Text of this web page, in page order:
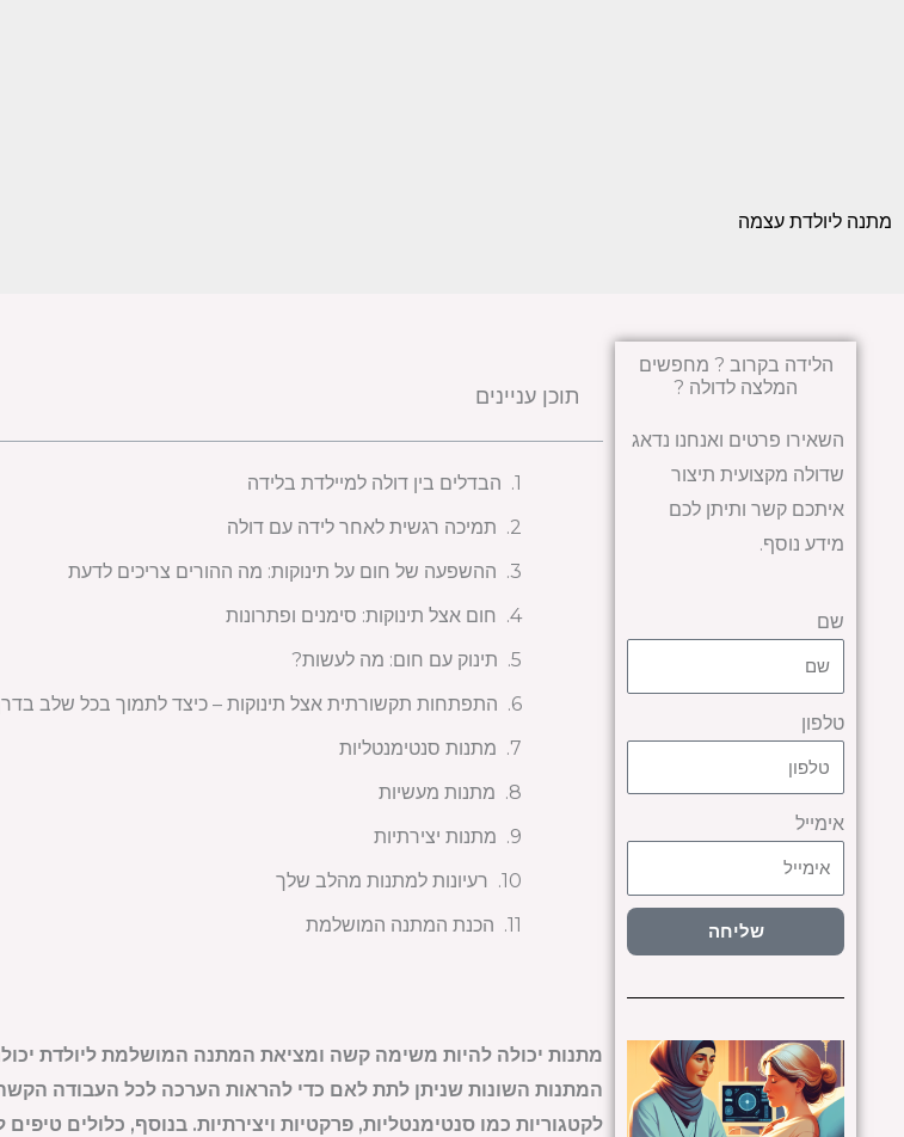
מתנה ליולדת עצמה
הלידה בקרוב ? מחפשים
המלצה לדולה ?
השאירו פרטים ואנחנו נדאג
שדולה מקצועית תיצור
איתכם קשר ותיתן לכם
מידע נוסף.
שם
טלפון
אימייל
שליחה
תוכן עניינים
הבדלים בין דולה למיילדת בלידה
תמיכה רגשית לאחר לידה עם דולה
ההשפעה של חום על תינוקות: מה ההורים צריכים לדעת
חום אצל תינוקות: סימנים ופתרונות
תינוק עם חום: מה לעשות?
התפתחות תקשורתית אצל תינוקות – כיצד לתמוך בכל שלב
מתנות סנטימנטליות
מתנות מעשיות
מתנות יצירתיות
רעיונות למתנות מהלב שלך
הכנת המתנה המושלמת
מתנות יכולה להיות משימה קשה ומציאת המתנה המושלמת ליולדת
המתנות השונות שניתן לתת לאם כדי להראות הערכה לכל העבודה
לקטגוריות כמו סנטימנטליות, פרקטיות ויצירתיות. בנוסף, כלולים